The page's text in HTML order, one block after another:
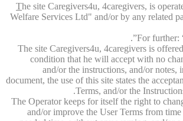
The site Caregivers4u, 4caregivers, is
Welfare Services Ltd" and/or by any related
For further:
The site Caregivers4u, 4caregivers is
condition that he will accept with no
and/or the instructions, and/or notes,
document, the use of this site states the
Terms, and/or the
The Operator keeps for itself the right to
and/or improve the User Terms from